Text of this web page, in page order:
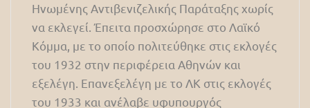
Ηνωμένης Αντιβενιζελικής Παράταξης χωρίς
να εκλεγεί. Έπειτα προσχώρησε στο Λαϊκό
Κόμμα, με το οποίο πολιτεύθηκε στις εκλογές
του 1932 στην περιφέρεια Αθηνών και
εξελέγη. Επανεξελέγη με το ΛΚ στις εκλογές
του 1933 και ανέλαβε υφυπουργός